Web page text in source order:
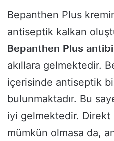
Bepanthen Plus
antiseptik kalkan
Bepanthen Plus
akıllara gelmektedir.
içerisinde antiseptik
bulunmaktadır. Bu
iyi gelmektedir.
mümkün olmasa da,